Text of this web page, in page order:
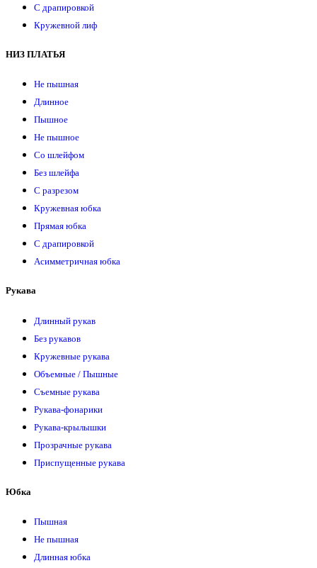
С драпировкой
Кружевной лиф
НИЗ ПЛАТЬЯ
Не пышная
Длинное
Пышное
Не пышное
Со шлейфом
Без шлейфа
С разрезом
Кружевная юбка
Прямая юбка
С драпировкой
Асимметричная юбка
Рукава
Длинный рукав
Без рукавов
Кружевные рукава
Объемные / Пышные
Съемные рукава
Рукава-фонарики
Рукава-крылышки
Прозрачные рукава
Приспущенные рукава
Юбка
Пышная
Не пышная
Длинная юбка